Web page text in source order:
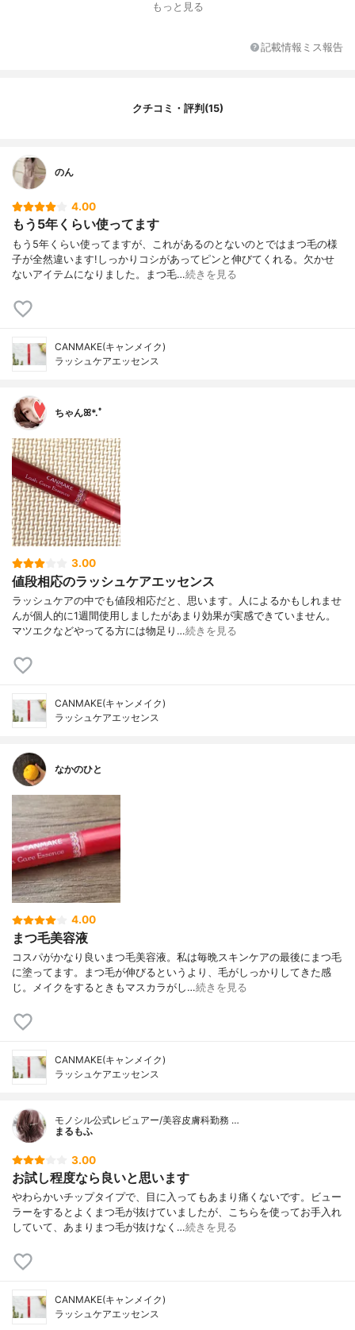
もっと見る
記載情報ミス報告
クチコミ・評判(15)
のん
4.00
もう5年くらい使ってます
もう5年くらい使ってますが、これがあるのとないのとではまつ毛の様
子が全然違います!しっかりコシがあってピンと伸びてくれる。欠かせ
ないアイテムになりました。まつ毛…続きを見る
CANMAKE(キャンメイク)
ラッシュケアエッセンス
ちゃんꕤ*.ﾟ
3.00
値段相応のラッシュケアエッセンス
ラッシュケアの中でも値段相応だと、思います。人によるかもしれませ
んが個人的に1週間使用しましたがあまり効果が実感できていません。
マツエクなどやってる方には物足り…続きを見る
CANMAKE(キャンメイク)
ラッシュケアエッセンス
なかのひと
4.00
まつ毛美容液
コスパがかなり良いまつ毛美容液。私は毎晩スキンケアの最後にまつ毛
に塗ってます。まつ毛が伸びるというより、毛がしっかりしてきた感
じ。メイクをするときもマスカラがし…続きを見る
CANMAKE(キャンメイク)
ラッシュケアエッセンス
モノシル公式レビュアー/美容皮膚科勤務 …
まるもふ
3.00
お試し程度なら良いと思います
やわらかいチップタイプで、目に入ってもあまり痛くないです。ビュー
ラーをするとよくまつ毛が抜けていましたが、こちらを使ってお手入れ
していて、あまりまつ毛が抜けなく…続きを見る
CANMAKE(キャンメイク)
ラッシュケアエッセンス